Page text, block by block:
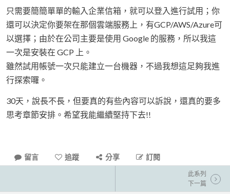
只需要簡簡單單的輸入企業信箱，就可以登入進行試用；你
還可以決定你要架在那個雲端服務上，有GCP/AWS/Azure可
以選擇；由於在公司主要是使用 Google 的服務，所以我這
一次是安裝在 GCP 上。
雖然試用帳號一次只能建立一台機器，不過我想這足夠我進
行探索囉。
30天，說長不長，但要真的有些內容可以訴說，還真的要多
思考章節安排。希望我能繼續堅持下去!!
留言 追蹤 分享 訂閱
此系列
下一篇